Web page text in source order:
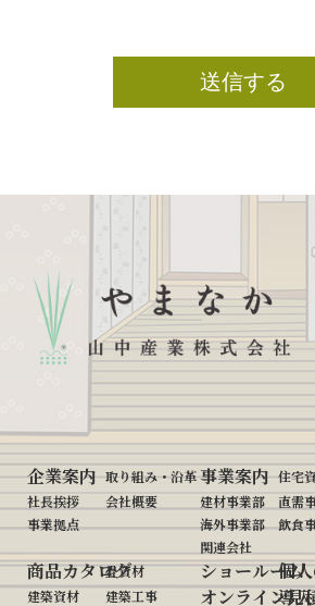
以下の目的に利用いたします。
工事の施工、契約の履行
決裁、アンケート、問い合わせ
せ、苦情などその他お客様との
当社の商品、サービス、運営の
見の集約
監査における確認作業
当社の事業や運営、活動にか
採用選考及び採用選考に関わる
法令に基づく対応
Ⅲ.個人情報の安全対策
利用目的の達成に必要な範囲内におい
企業案内 取り組み・沿革
社長挨拶
会社概要
事業拠点
事業案内 住宅
建材事業部
直需
海外事業部
飲食
関連会社
商品カタログ
畳資材
建築資材
建築工事
ショールーム
個
オンライン見
導